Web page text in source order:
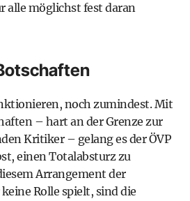
alle möglichst fest daran
noch zumindest. Mit
– hart an der Grenze zur
Kritiker – gelang es der ÖVP
einen Total­absturz zu
Arrangement der
Rolle spielt, sind die